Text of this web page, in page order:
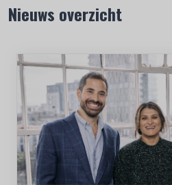
Nieuws overzicht